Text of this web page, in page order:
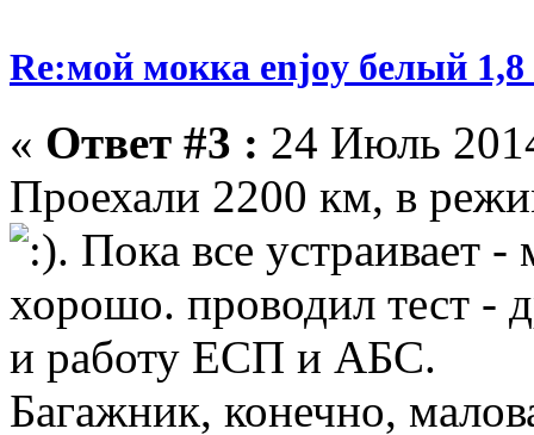
Re:мой мокка enjoy белый
« Ответ #3 : 24 Июль
Проехали 2200 км, в
. Пока все устраивает
хорошо. проводил тест -
и работу ЕСП и АБС.
Багажник, конечно,